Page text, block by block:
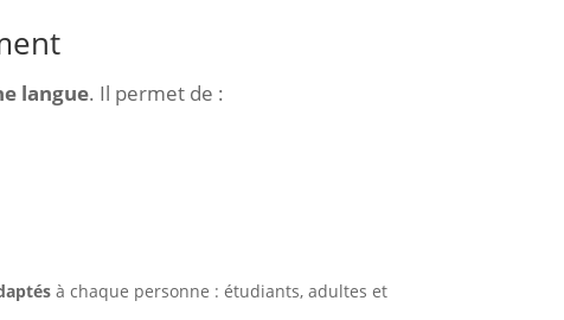
langue. Il permet de :
à chaque personne : étudiants, adultes et